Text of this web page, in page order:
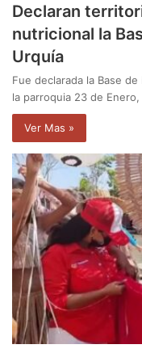
Declaran
nutricional la
Urquía
Fue declarada la Base
la parroquia 23 de
Ver Mas »